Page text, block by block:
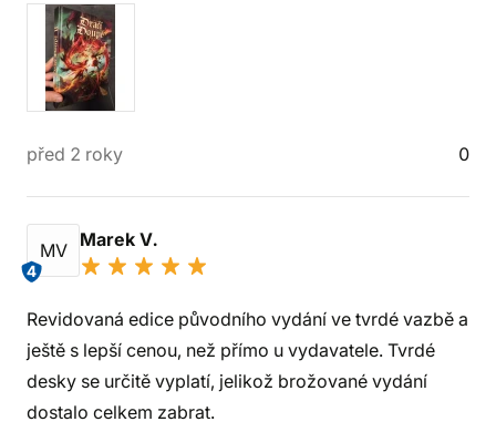
před 2 roky 0
MV
4
Marek V.
Revidovaná edice původního vydání ve tvrdé vazbě a
ještě s lepší cenou, než přímo u vydavatele. Tvrdé
desky se určitě vyplatí, jelikož brožované vydání
dostalo celkem zabrat.